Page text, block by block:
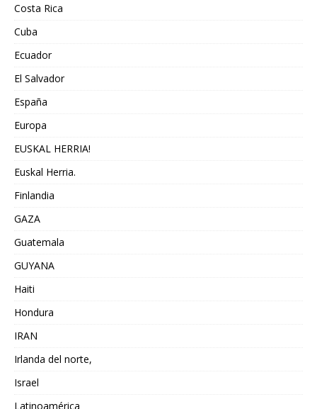
Costa Rica
Cuba
Ecuador
El Salvador
España
Europa
EUSKAL HERRIA!
Euskal Herria.
Finlandia
GAZA
Guatemala
GUYANA
Haiti
Hondura
IRAN
Irlanda del norte,
Israel
Latinoamérica